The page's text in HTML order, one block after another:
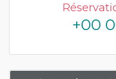
+00